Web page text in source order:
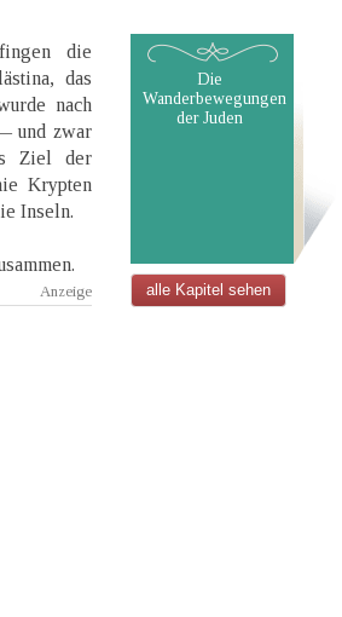
die
das
nach
und zwar
Ziel der
Krypten
Inseln.
Die
Wanderbewegungen
der Juden
alle Kapitel sehen